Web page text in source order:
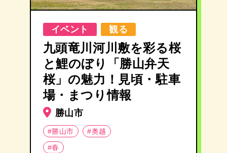
イベント 観る
九頭竜川河川敷を彩る桜
と鯉のぼり「勝山弁天
桜」の魅力！見頃・駐車
場・まつり情報
勝山市
#勝山市
#奥越
#春